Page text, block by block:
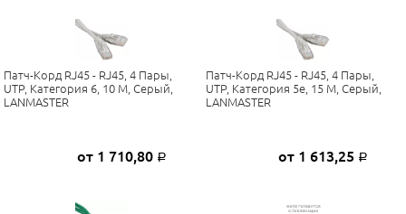
Патч-Корд RJ45 - RJ45, 4 Пары,
UTP, Категория 6, 10 М, Серый,
LANMASTER
от 1 710,80 Р
Патч-Корд RJ45 - RJ45, 4 Пары,
UTP, Категория 5е, 15 М, Серый,
LANMASTER
от 1 613,25 Р